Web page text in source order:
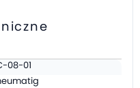
08-01